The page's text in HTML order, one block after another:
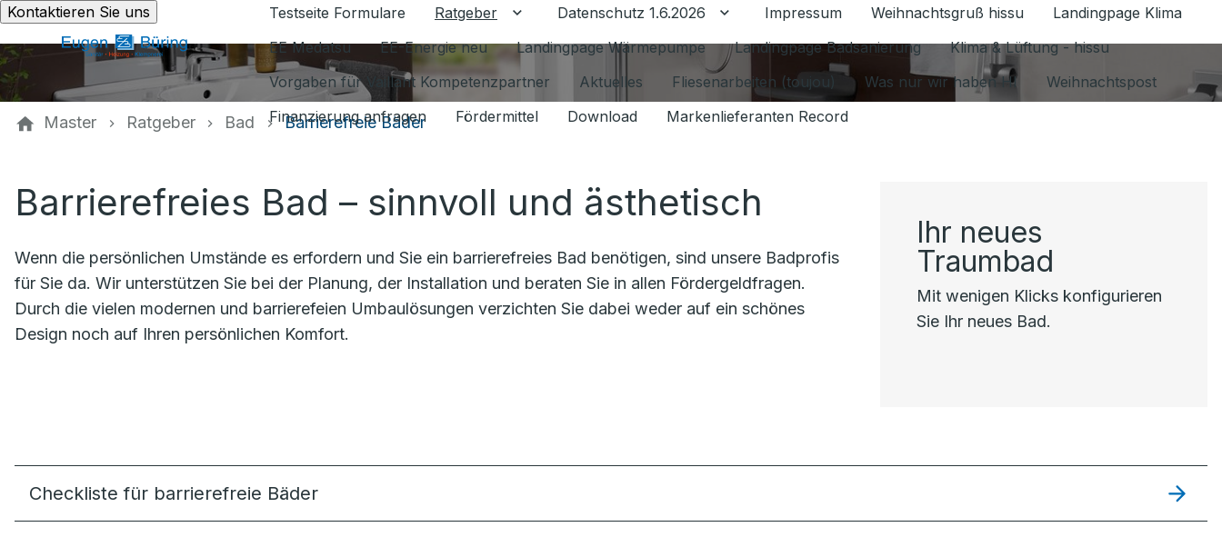
Kontaktieren Sie uns Testseite Formulare Ratgeber Untermenü für Ratgeber umschalten
Datenschutz 1.6.2026 Untermenü für Datenschutz 1.6.2026 umschalten
Impressum Weihnachtsgruß hissu
Landingpage Klima
EE Medatsu
EE-Energie neu Landingpage Wärmepumpe Landingpage Badsanierung
Klima & Lüftung - hissu
Vorgaben für Vaillant Kompetenzpartner
Aktuelles Fliesenarbeiten (toujou) Was nur wir haben HI
Weihnachtspost
Finanzierung anfragen
Fördermittel Download Markenlieferanten Record
Master Ratgeber Bad Barrierefreie Bäder
Barrierefreies Bad – sinnvoll und ästhetisch
Wenn die persönlichen Umstände es erfordern und Sie ein barrierefreies Bad benötigen, sind unsere Badprofis
für Sie da. Wir unterstützen Sie bei der Planung, der Installation und beraten Sie in allen Fördergeldfragen.
Durch die vielen modernen und barrierefeien Umbaulösungen verzichten Sie dabei weder auf ein schönes
Design noch auf Ihren persönlichen Komfort.
Ihr neues
Traumbad
Mit wenigen Klicks konfigurieren
Sie Ihr neues Bad.
Checkliste für barrierefreie Bäder